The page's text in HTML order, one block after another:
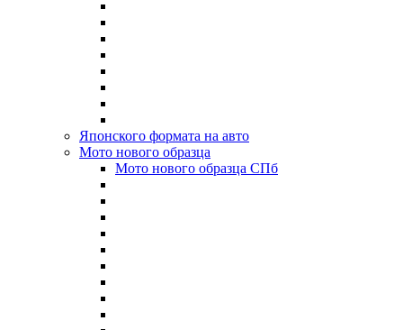
Японского формата на авто
Мото нового образца
Мото нового образца СПб